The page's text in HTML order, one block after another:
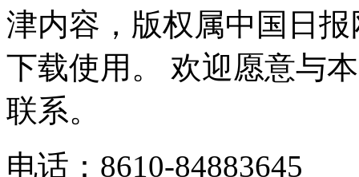
津内容，版权属中国日
下载使用。 欢迎愿意与
联系。
电话：8610-84883645